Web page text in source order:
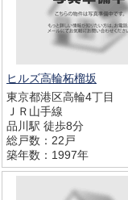
ヒルズ高輪柘榴坂
東京都港区高輪4丁目
ＪＲ山手線
品川駅 徒歩8分
総戸数：22戸
築年数：1997年